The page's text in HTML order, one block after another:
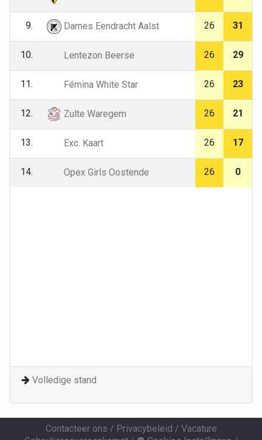
9. Dames Eendracht Aalst 26 31
10. Lentezon Beerse 26 29
11. Fémina White Star 26 23
12. Zulte Waregem 26 21
13. Exc. Kaart 26 17
14. Opex Girls Oostende 26 0
Volledige stand
Contacteer ons / Privacybeleid / Vacature